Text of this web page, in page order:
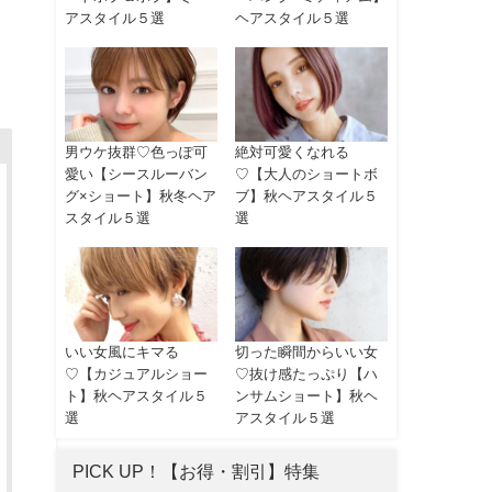
アスタイル５選
ヘアスタイル５選
男ウケ抜群♡色っぽ可
愛い【シースルーバン
グ×ショート】秋冬ヘア
スタイル５選
絶対可愛くなれる
♡【大人のショートボ
ブ】秋ヘアスタイル５
選
いい女風にキマる
♡【カジュアルショー
ト】秋ヘアスタイル５
選
切った瞬間からいい女
♡抜け感たっぷり【ハ
ンサムショート】秋ヘ
アスタイル５選
PICK UP！【お得・割引】特集